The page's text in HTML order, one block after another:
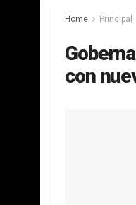
Home Principal
con